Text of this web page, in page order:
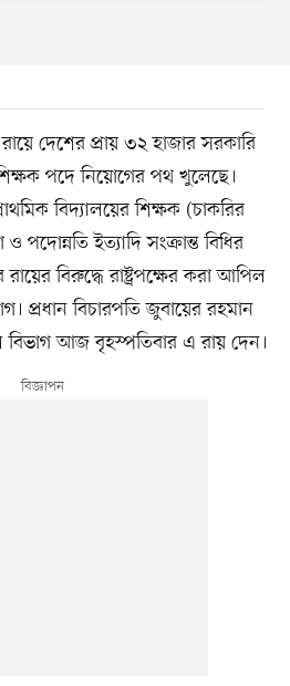
দেশের প্রায় ৩২ হাজার সরকারি
পদে নিয়োগের পথ খুলেছে।
বিদ্যালয়ের শিক্ষক (চাকরির
ও পদোন্নতি ইত্যাদি সংক্রান্ত বিধির
বিরুদ্ধে রাষ্ট্রপক্ষের করা আপিল
প্রধান বিচারপতি জুবায়ের রহমান
বিভাগ আজ বৃহস্পতিবার এ রায় দেন।